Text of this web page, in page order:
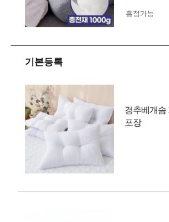
흥정가능
기본등록
경추베개솜
포장